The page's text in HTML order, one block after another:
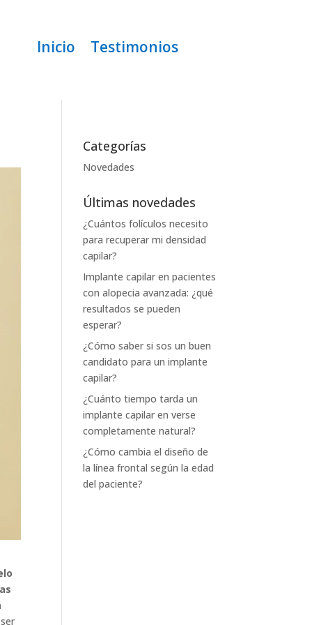
Inicio Testimonios
Categorías
Novedades
Últimas novedades
¿Cuántos folículos necesito
para recuperar mi densidad
capilar?
Implante capilar en pacientes
con alopecia avanzada: ¿qué
resultados se pueden
esperar?
¿Cómo saber si sos un buen
candidato para un implante
capilar?
¿Cuánto tiempo tarda un
implante capilar en verse
completamente natural?
¿Cómo cambia el diseño de
la línea frontal según la edad
del paciente?